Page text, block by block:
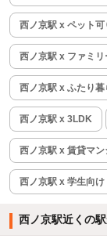
西ノ京駅 x ペット可
西ノ京駅 x ファミリ
西ノ京駅 x ふたり暮
西ノ京駅 x 3LDK
西ノ京駅 x 賃貸マン
西ノ京駅 x 学生向け
西ノ京駅近くの